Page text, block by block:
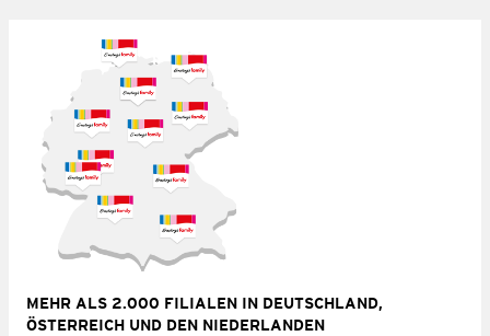
MEHR ALS 2.000 FILIALEN IN DEUTSCHLAND,
ÖSTERREICH UND DEN NIEDERLANDEN